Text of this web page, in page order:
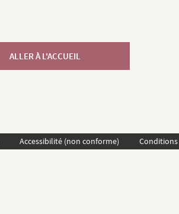
ALLER À L'ACCUEIL
Accessibilité (non conforme)